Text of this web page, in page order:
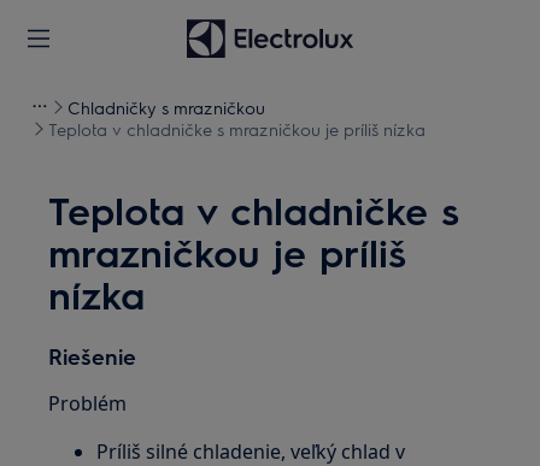
Chladničky s mrazničkou
Teplota v chladničke s mrazničkou je príliš nízka
Teplota v chladničke s
mrazničkou je príliš
nízka
Riešenie
Problém
Príliš silné chladenie, veľký chlad v